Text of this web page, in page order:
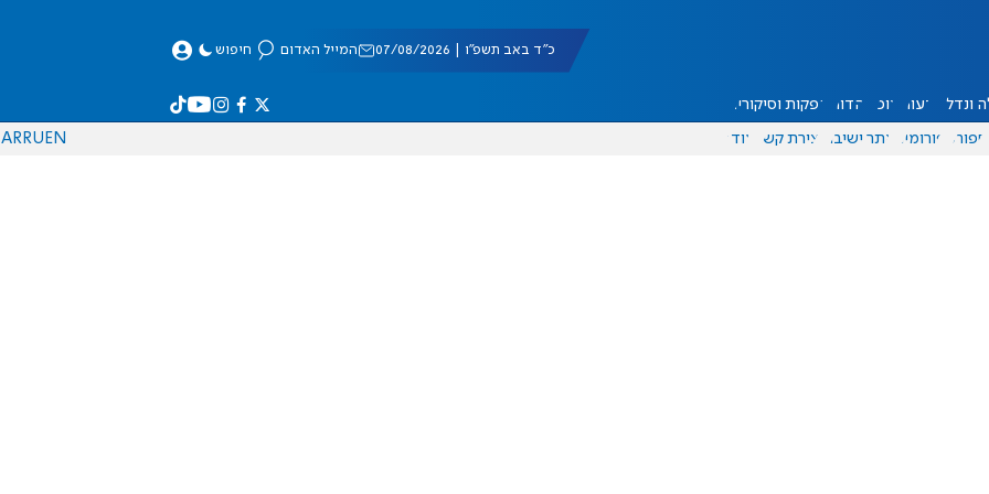
כ"ד באב תשפ"ו | 07/08/2026 המייל האדום חיפוש
ונדל"ן דעות אוכל יהדות הפקות וסיקורים
ספורט פורומים אתר ישיבה יצירת קשר עוד EN
RU
AR